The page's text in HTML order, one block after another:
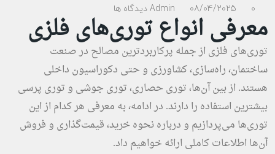
Admin 08/04/2025 0 دیدگاه ها
معرفی انواع توری‌های فلزی
توری‌های فلزی از جمله پرکاربردترین مصالح در صنعت
ساختمان، راه‌سازی، کشاورزی و حتی دکوراسیون داخلی
هستند. از بین آن‌ها، توری حصاری، توری جوشی و توری پرسی
بیشترین استفاده را دارند. در ادامه، به معرفی هر کدام از این
توری‌ها می‌پردازیم و درباره نحوه خرید، قیمت‌گذاری و فروش
آن‌ها اطلاعات کاملی ارائه خواهیم داد.